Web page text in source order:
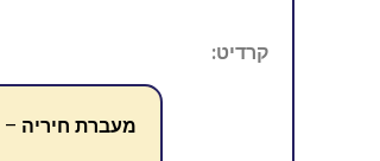
קרדיט:
מעברת חיריה –